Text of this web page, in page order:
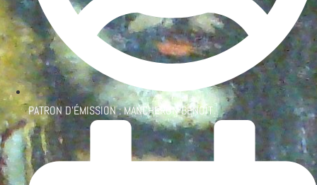
PATRON D'ÉMISSION :MANCHERON BENOÎT